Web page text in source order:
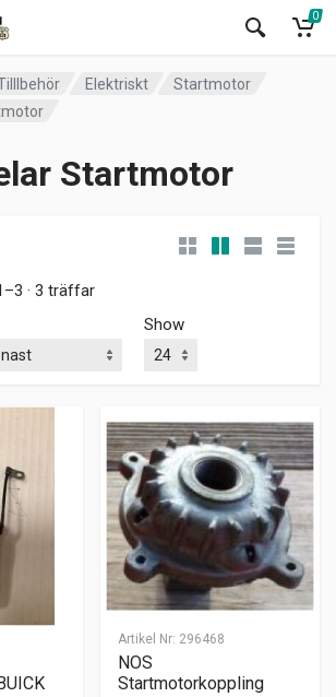
0
Elektriskt
Startmotor
Startmotor
· 3 träffar
Show
Artikel Nr: 296468
NOS
Startmotorkoppling